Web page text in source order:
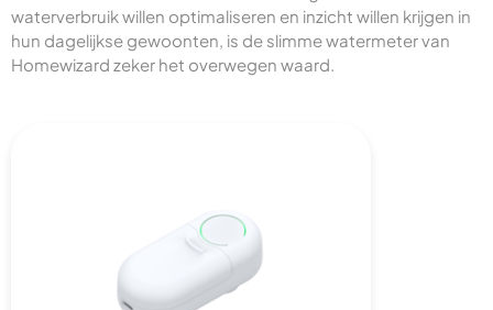
waterverbruik willen optimaliseren en inzicht willen krijgen in
hun dagelijkse gewoonten, is de slimme watermeter van
Homewizard zeker het overwegen waard.